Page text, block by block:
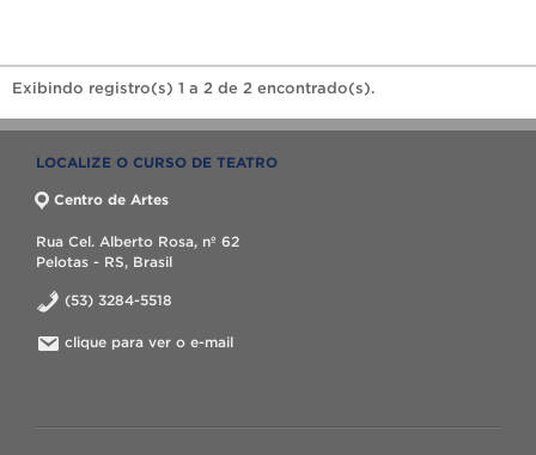
Exibindo registro(s) 1 a 2 de 2 encontrado(s).
LOCALIZE O CURSO DE TEATRO
Centro de Artes
Rua Cel. Alberto Rosa, nº 62
Pelotas - RS, Brasil
(53) 3284-5518
clique para ver o e-mail